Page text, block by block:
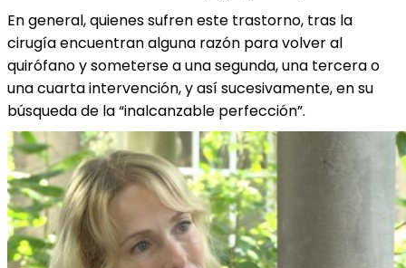
En general, quienes sufren este trastorno, tras la
cirugía encuentran alguna razón para volver al
quirófano y someterse a una segunda, una tercera o
una cuarta intervención, y así sucesivamente, en su
búsqueda de la “inalcanzable perfección”.